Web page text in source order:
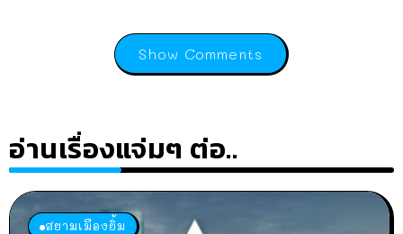
Show Comments
อ่านเรื่องแจ่มๆ ต่อ..
สยามเมืองยิ้ม